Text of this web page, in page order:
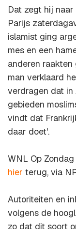
Dat zegt hij
Parijs
islamist ging
mes en een
anderen
man verklaard
verdragen dat in
gebieden
vindt dat
daar doet'.
WNL Op
hier terug, via
Autoriteiten en
volgens de
zo dat dit soort